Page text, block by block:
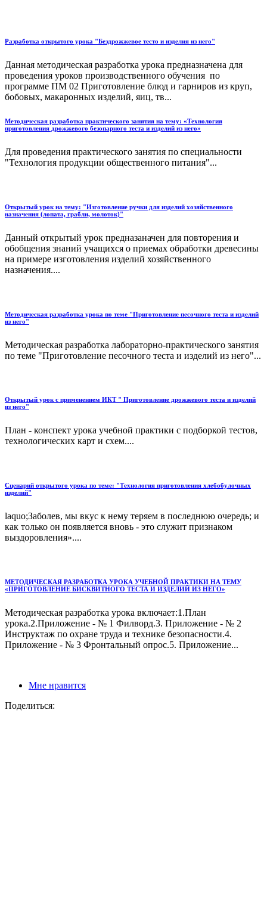
Разработка открытого урока "Бездрожжевое тесто и изделия из него"
Данная методическая разработка урока предназначена для
проведения уроков производственного обучения по
программе ПМ 02 Приготовление блюд и гарниров из круп,
бобовых, макаронных изделий, яиц, тв...
Методическая разработка практического занятия на тему: «Технология
приготовления дрожжевого безопарного теста и изделий из него»
Для проведения практического занятия по специальности
"Технология продукции общественного питания"...
Открытый урок на тему: "Изготовление ручки для изделий хозяйственного
назначения (лопата, грабли, молоток)"
Данный открытый урок предназаначен для повторения и
обобщения знаний учащихся о приемах обработки древесины
на примере изготовления изделий хозяйственного
назначения....
Методическая разработка урока по теме "Приготовление песочного теста и изделий
из него"
Методическая разработка лабораторно-практического занятия
по теме "Приготовление песочного теста и изделий из него"...
Открытый урок с применением ИКТ " Приготовление дрожжевого теста и изделий
из него"
План - конспект урока учебной практики с подборкой тестов,
технологических карт и схем....
Сценарий открытого урока по теме: "Технология приготовления хлебобулочных
изделий"
laquo;Заболев, мы вкус к нему теряем в последнюю очередь; и
как только он появляется вновь - это служит признаком
выздоровления»....
МЕТОДИЧЕСКАЯ РАЗРАБОТКА УРОКА УЧЕБНОЙ ПРАКТИКИ НА ТЕМУ
«ПРИГОТОВЛЕНИЕ БИСКВИТНОГО ТЕСТА И ИЗДЕЛИЙ ИЗ НЕГО»
Методическая разработка урока включает:1.План
урока.2.Приложение - № 1 Филворд.3. Приложение - № 2
Инструктаж по охране труда и технике безопасности.4.
Приложение - № 3 Фронтальный опрос.5. Приложение...
Мне нравится
Поделиться: